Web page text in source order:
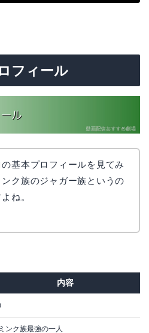
フィール
の基本プロフィールを見てみ
ンク族のジャガー族というの
ね。
内容
ンク族最強の一人